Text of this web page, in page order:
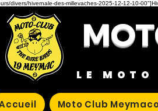
divers/hivernale-des-millevaches-2025-12-12-10-
LE
Moto Club